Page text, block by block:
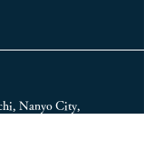
Nanyo City,